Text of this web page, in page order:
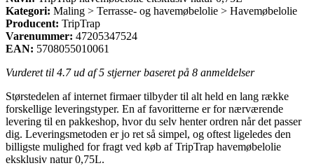
Kategori: Maling > Terrasse- og havemøbelolie > Havemøbelolie
Producent: TripTrap
Varenummer: 47205347524
EAN: 5708055010061
Vurderet til 4.7ud af 5 stjerner baseret på 8 anmeldelser
Størstedelen af internet firmaer tilbyder til alt held en lang række
forskellige leveringstyper. En af favoritterne er for nærværende
levering til en pakkeshop, hvor du selv henter ordren når det passer
dig. Leveringsmetoden er jo ret så simpel, og oftest ligeledes den
billigste mulighed for fragt ved køb af TripTrap havemøbelolie
eksklusiv natur 0,75L.